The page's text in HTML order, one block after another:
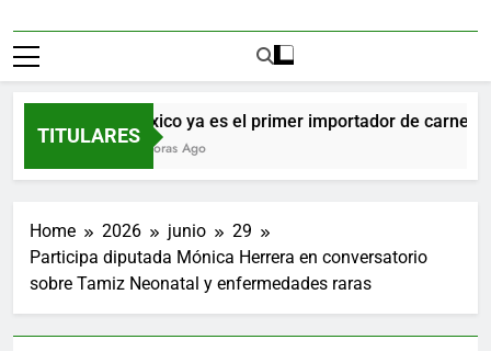
TITULARES
México ya es el primer importador de carne de
13 Horas Ago
Home 2026 junio
29
Participa diputada Mónica Herrera en conversatorio
sobre Tamiz Neonatal y enfermedades raras